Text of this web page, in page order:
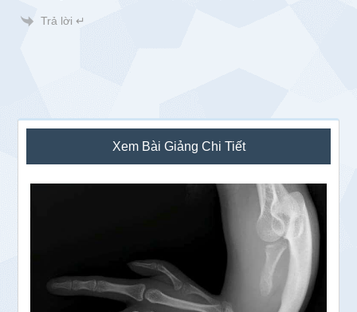
Trả lời ↵
Sidebar
chính
Xem Bài Giảng Chi Tiết